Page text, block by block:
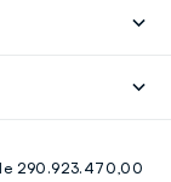
290.923.470,00